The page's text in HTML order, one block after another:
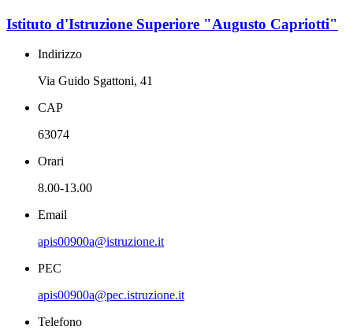
Istituto d'Istruzione Superiore "Augusto Capriotti"
Indirizzo
Via Guido Sgattoni, 41
CAP
63074
Orari
8.00-13.00
Email
apis00900a@istruzione.it
PEC
apis00900a@pec.istruzione.it
Telefono